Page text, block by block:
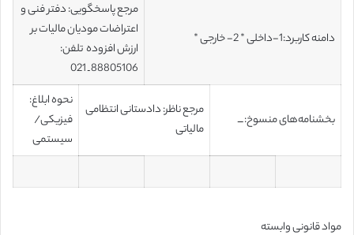
دامنه کاربرد:1-داخلی * 2- خارجی *
مرجع پاسخگویی: دفتر فنی و
اعتراضات مودیان مالیات بر
ارزش افزوده تلفن:
88805106 ـ 021
بخشنامه‌های منسوخ: ـــ
مرجع ناظر: دادستانی انتظامی
مالیاتی
نحوه ابلاغ:
فیزیکی/
سیستمی
مواد قانونی وابسته